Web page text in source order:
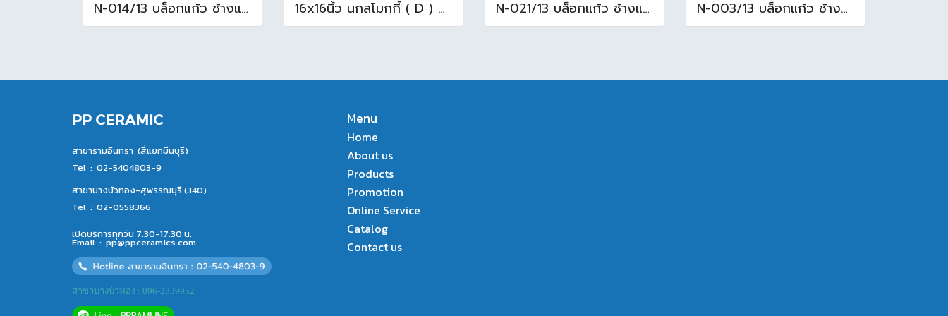
N-014/13 บล็อกแก้ว ช้างแแก้ว WOW หยาดเพชร ( 24x11.5x8 cm.) 16x16นิ้ว นกสโมกกี้ ( D ) A (Pack6) N-021/13 บล็อกแก้ว ช้างแก้ว WOW แก้วประดับฟ้า ( 24X11.5X8cm ) N-003/13 บล็อกแก้ว ช้างแก้ว WOW พริ้วแก้ว ( 24x11.5x8cm )
PP CERAMIC
สาขารามอินทรา (สี่แยกมีนบุรี)
Tel : 02-5404803-9
สาขาบางบัวทอง-สุพรรณบุรี (340)
Tel : 02-0558366
เปิดบริการทุกวัน 7.30-17.30 น.
Email : pp@ppceramics.com
สาขาบางบัวทอง : 096-2839952
Menu
Home
About us
Products
Promotion
Online Service
Catalog
Contact us